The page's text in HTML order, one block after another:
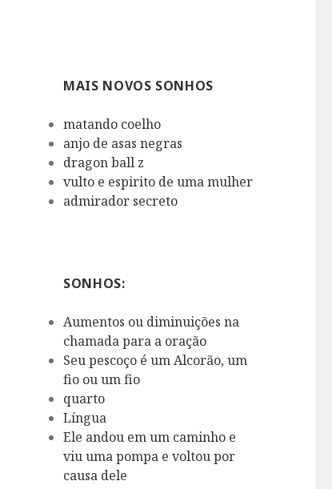
MAIS NOVOS SONHOS
matando coelho
anjo de asas negras
dragon ball z
vulto e espirito de uma mulher
admirador secreto
SONHOS:
Aumentos ou diminuições na
chamada para a oração
Seu pescoço é um Alcorão, um
fio ou um fio
quarto
Língua
Ele andou em um caminho e
viu uma pompa e voltou por
causa dele